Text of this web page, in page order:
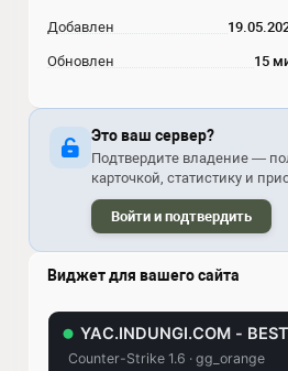
Добавлен
Обновлен 15
Это ваш сервер?
Подтвердите владение —
карточкой, статистику и
Войти и подтвердить
Виджет для вашего сайта